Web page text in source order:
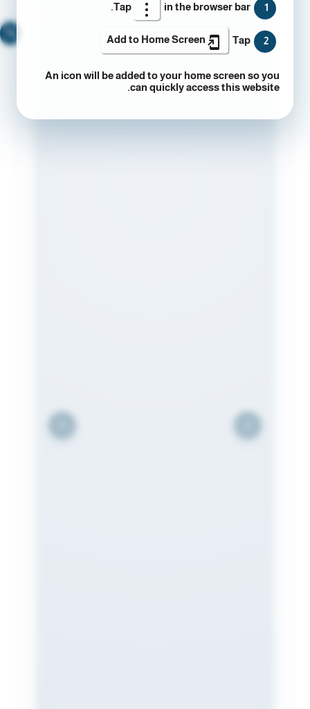
1
Tap in the browser bar.
2
Tap
Add to Home Screen
An icon will be added to your home screen so you
can quickly access this website.